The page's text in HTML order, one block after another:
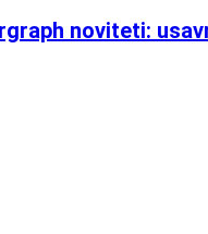
noviteti: